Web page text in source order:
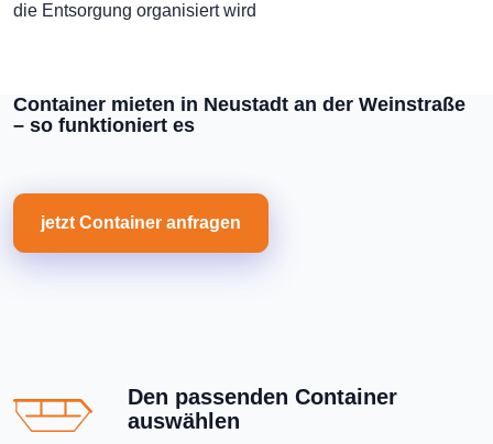
die Entsorgung organisiert wird
Container mieten in Neustadt an der Weinstraße
– so funktioniert es
jetzt Container anfragen
Den passenden Container
auswählen